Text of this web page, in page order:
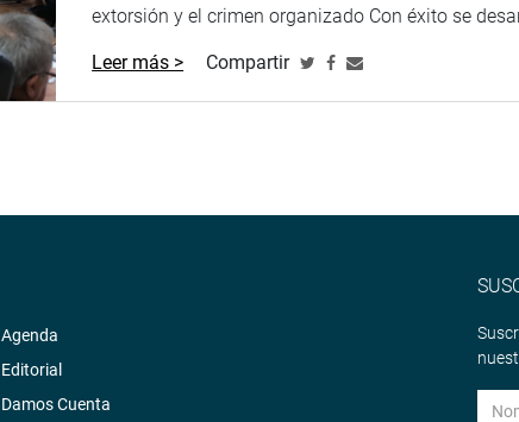
extorsión y el crimen organizado Con éxito se
Leer más > Compartir
Agenda
Editorial
Damos Cuenta